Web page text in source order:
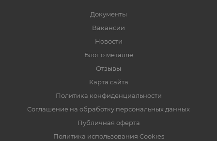
Документы
Вакансии
Новости
Блог о металле
Отзывы
Карта сайта
Политика конфиденциальности
Соглашение на обработку персональных данных
Публичная оферта
Политика использования Cookies